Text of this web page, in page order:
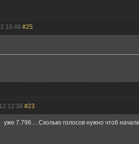
10:46 #25
12:38 #23
уже 7.796.....Сколько голосов нужно чтоб